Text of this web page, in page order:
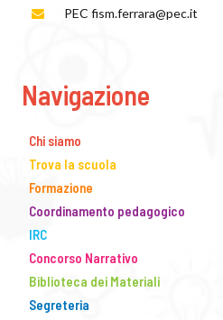
PEC fism.ferrara@pec.it
Navigazione
Chi siamo
Trova la scuola
Formazione
Coordinamento pedagogico
IRC
Concorso Narrativo
Biblioteca dei Materiali
Segreteria